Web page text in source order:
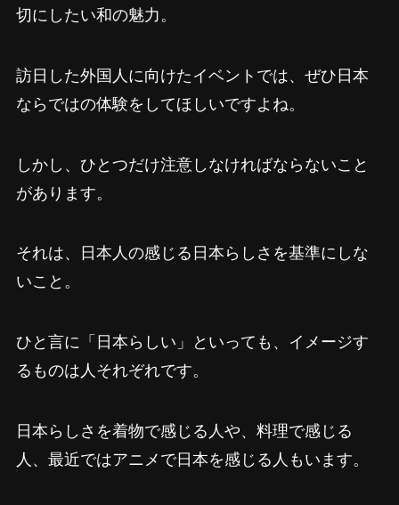
切にしたい和の魅力。
訪日した外国人に向けたイベントでは、ぜひ日本
ならではの体験をしてほしいですよね。
しかし、ひとつだけ注意しなければならないこと
があります。
それは、日本人の感じる日本らしさを基準にしな
いこと。
ひと言に「日本らしい」といっても、イメージす
るものは人それぞれです。
日本らしさを着物で感じる人や、料理で感じる
人、最近ではアニメで日本を感じる人もいます。